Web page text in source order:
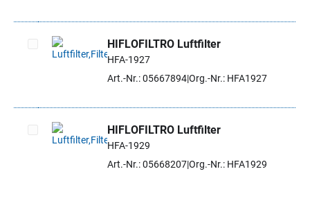
Artikel auswählen
HIFLOFILTRO Luftfilter
HFA-1927
Art.-Nr.: 05667894Org.-Nr.: HFA1927
Artikel auswählen
HIFLOFILTRO Luftfilter
HFA-1929
Art.-Nr.: 05668207Org.-Nr.: HFA1929